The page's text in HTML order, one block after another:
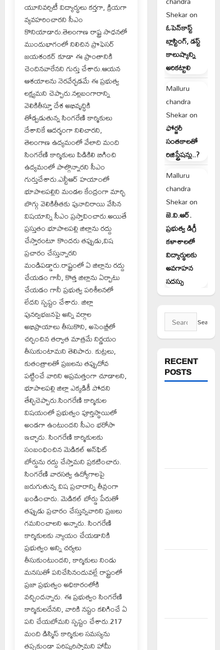
యూనివర్సిటీ విద్యార్థులు కర్తగా, క్రియగా
వ్యవహరించారని సీఎం
కొనియాడారు.తెలంగాణ రాష్ట్ర సాధనలో
ముందుభాగంలో నిలిచిన ప్రొఫెసర్
జయశంకర్ కూడా ఈ ప్రాంతానికి
చెందినవారేనని గుర్తు చేశారు.ఆయన
ఆశయాలను నెరవేర్చడమే ఈ ప్రభుత్వ
లక్ష్యమని చెప్పారు.నల్లబంగారాన్ని
వెలికితీస్తూ దేశ అభివృద్ధికి
తోడ్పడుతున్న సింగరేణి కార్మికులు
దేశానికే ఆదర్శంగా నిలిచారని,
తెలంగాణ ఉద్యమంలో వేలాది మంది
సింగరేణి కార్మికులు పిడికిలి బిగించి
ఉద్యమంలో పాల్గొన్నారని సీఎం
గుర్తుచేశారు.ఎన్టీఆర్ హయాంలో
భూపాలపల్లిని మండల కేంద్రంగా మార్చి
బొగ్గు వెలికితీతకు పునాదిరాయి వేసిన
విషయాన్ని సీఎం ప్రస్తావించారు.అయితే
ప్రస్తుతం భూపాలపల్లి జిల్లాను రద్దు
చేస్తారంటూ కొందరు తప్పుడు,విష
ప్రచారం చేస్తున్నారని
మండిపడ్డారు.రాష్ట్రంలో ఏ జిల్లాను రద్దు
చేయడం గానీ, కొత్త జిల్లాను ఏర్పాటు
చేయడం గానీ ప్రభుత్వ పరిశీలనలో
లేదని స్పష్టం చేశారు. జిల్లా
పునర్విభజనపై అన్ని వర్గాల
అభిప్రాయాలు తీసుకొని, అసెంబ్లీలో
చర్చించిన తర్వాత మాత్రమే నిర్ణయం
తీసుకుంటామని తెలిపారు. కుట్రలు,
కుతంత్రాలతో ప్రజలను తప్పుదోవ
పట్టించే వారిని అప్రమత్తంగా చూడాలని,
భూపాలపల్లి జిల్లా ఎక్కడికీ పోదని
తేల్చిచెప్పారు.సింగరేణి కార్మికుల
విషయంలో ప్రభుత్వం పూర్తిస్థాయిలో
అండగా ఉంటుందని సీఎం భరోసా
ఇచ్చారు. సింగరేణి కార్మికులకు
సంబంధించిన మెడికల్ అన్‌ఫిట్
బోర్డును రద్దు చేస్తామని ప్రకటించారు.
సింగరేణి వారసత్వ ఉద్యోగాలపై
జరుగుతున్న విష ప్రచారాన్ని తీవ్రంగా
ఖండించారు. మెడికల్ బోర్డు పేరుతో
తప్పుడు ప్రచారం చేస్తున్నవారిని ప్రజలు
గమనించాలని అన్నారు. సింగరేణి
కార్మికులకు న్యాయం చేయడానికి
ప్రభుత్వం అన్ని చర్యలు
తీసుకుంటుందని, కార్మికులు నిండు
మనసుతో పనిచేసినందువల్లే రాష్ట్రంలో
ప్రజా ప్రభుత్వం అధికారంలోకి
వచ్చిందన్నారు. ఈ ప్రభుత్వం సింగరేణి
కార్మికులదేనని, వారికి నష్టం కలిగించే ఏ
పని చేయబోమని స్పష్టం చేశారు.217
మంది డిస్మిస్ కార్మికుల సమస్యను
తప్పకుండా పరిష్కరిస్తామని హామీ
Shekaron
ఓపెన్‌కాస్ట్
బ్లాస్టింగ్, డస్ట్
కాలుష్యాన్ని
అరికట్టాలి
Malluru
chandra
Shekaron
ఫోర్జరీ
సంతకాలతో
రిజిస్ట్రేషన్లు..?
Malluru
chandra
Shekaron
జె.వి.ఆర్.
ప్రభుత్వ డిగ్రీ
కళాశాలలో
విద్యార్థులకు
అవగాహన
సదస్సు
Search
for:
RECENT
POSTS